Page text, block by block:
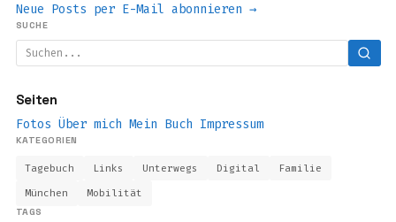
Neue Posts per E-Mail abonnieren →
SUCHE
Seiten
Fotos Über mich Mein Buch Impressum
KATEGORIEN
Tagebuch Links Unterwegs Digital Familie
München
Mobilität
TAGS